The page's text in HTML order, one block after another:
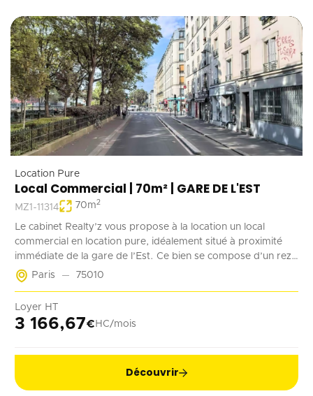
Location Pure
Local Commercial | 70m² | GARE DE L'EST
MZ1-11314 70m2
Le cabinet Realty’z vous propose à la location un local
commercial en location pure, idéalement situé à proximité
immédiate de la gare de l’Est. Ce bien se compose d’un rez-
de-chaussée de 70 m² accessible à la fois depuis la rue et les
parties communes de l’immeuble. Deux emplacements de
rénové, ce local est adapté à tout type d’activité ne générant
pas de nuisances.
Paris 75010
Loyer HT
3 166,67€ HC/mois
Découvrir